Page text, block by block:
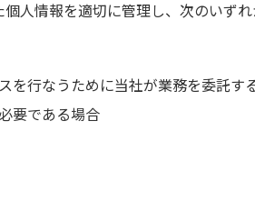
人情報を適切に管理し、次のいず
を行なうために当社が業務を委託す
要である場合